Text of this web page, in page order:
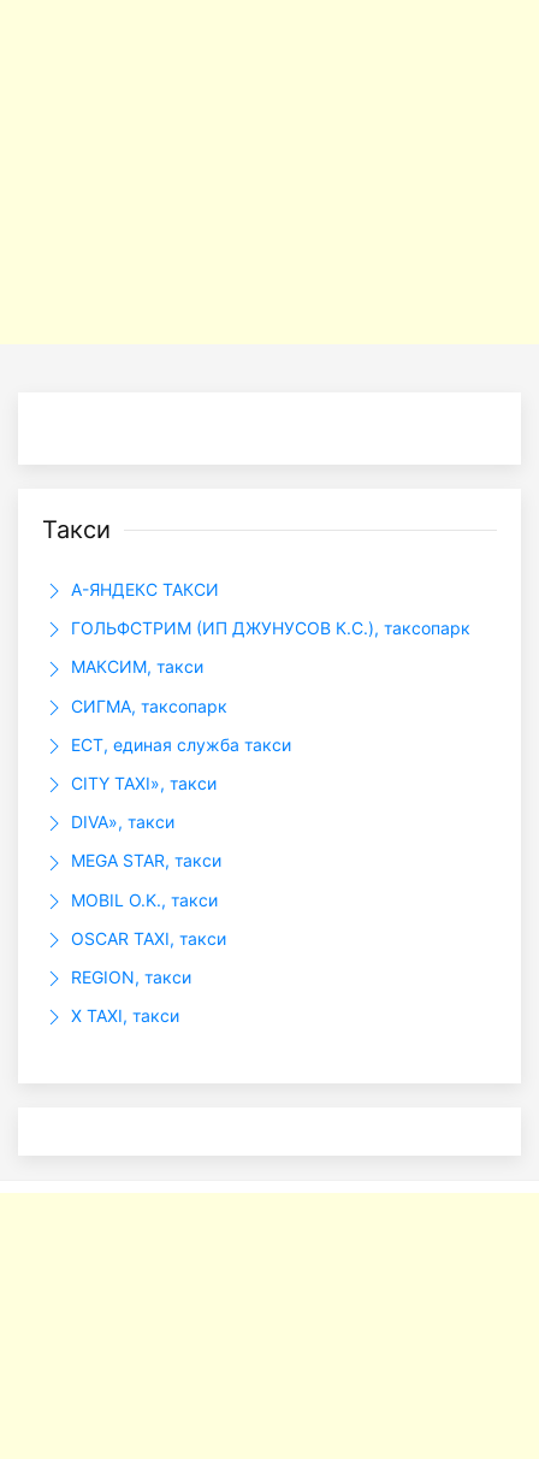
Такси
А-ЯНДЕКС ТАКСИ
ГОЛЬФСТРИМ (ИП ДЖУНУСОВ К.С.), таксопарк
МАКСИМ, такси
СИГМА, таксопарк
ЕСТ, единая служба такси
CITY TAXI», такси
DIVA», такси
MEGA STAR, такси
MOBIL O.K., такси
OSCAR TAXI, такси
REGION, такси
X TAXI, такси